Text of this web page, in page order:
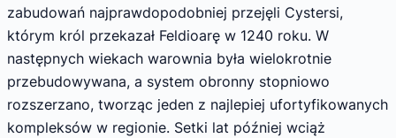
zabudowań najprawdopodobniej przejęli Cystersi,
którym król przekazał Feldioarę w 1240 roku. W
następnych wiekach warownia była wielokrotnie
przebudowywana, a system obronny stopniowo
rozszerzano, tworząc jeden z najlepiej ufortyfikowanych
kompleksów w regionie. Setki lat później wciąż